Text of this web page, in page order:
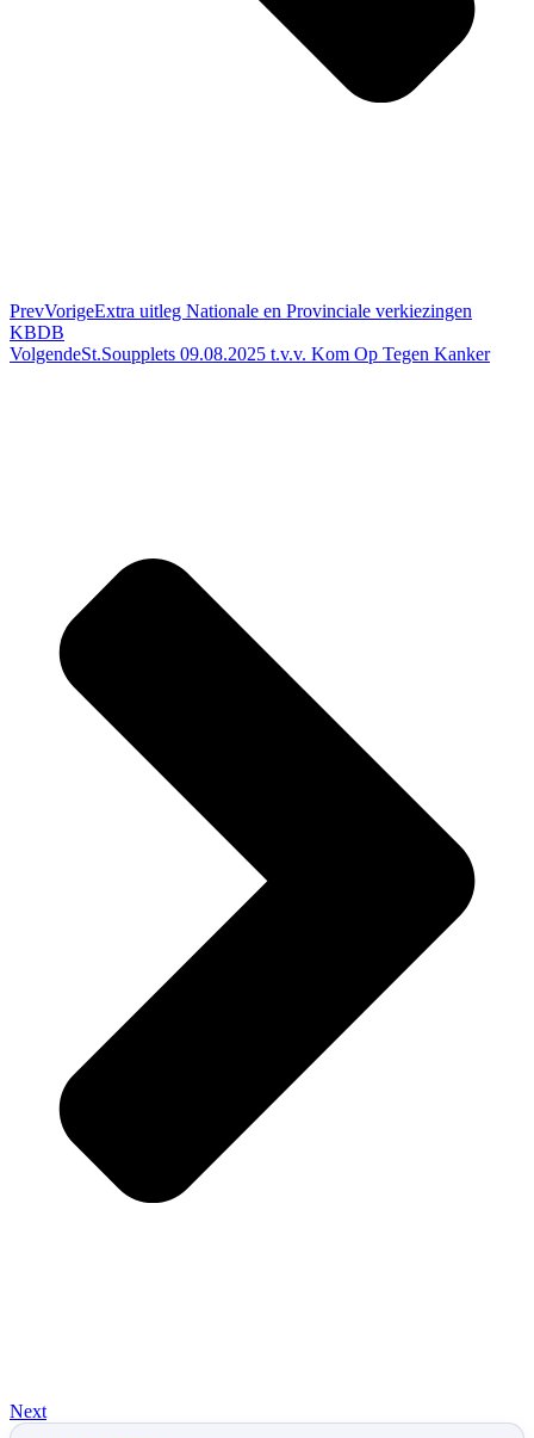
PrevVorigeExtra uitleg Nationale en Provinciale verkiezingen
KBDB
VolgendeSt.Soupplets 09.08.2025 t.v.v. Kom Op Tegen Kanker
Next